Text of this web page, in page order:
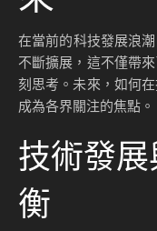
在當前的科技發展浪
不斷擴展，這不僅帶
刻思考。未來，如何
成為各界關注的焦點。
技術發
衡